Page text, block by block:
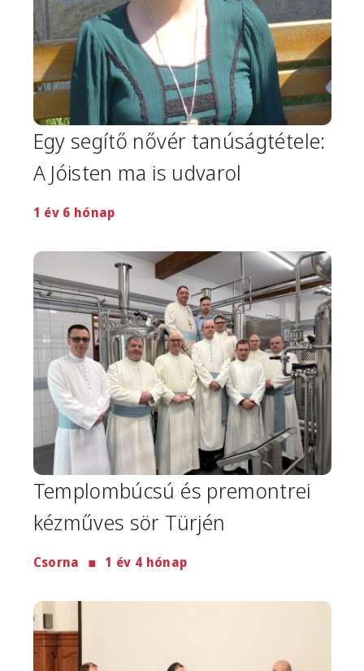
Egy segítő nővér tanúságtétele:
A Jóisten ma is udvarol
1 év 6 hónap
Image
Templombúcsú és premontrei
kézműves sör Türjén
Csorna 1 év 4 hónap
Image